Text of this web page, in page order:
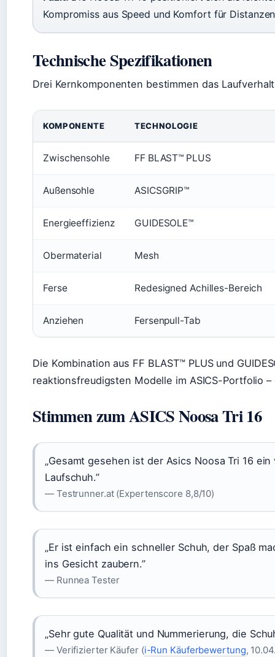
Kompromiss aus Speed und Komfort für
Technische Spezifikationen
Drei Kernkomponenten bestimmen das
KOMPONENTE TECHNOLOGIE
Zwischensohle FF BLAST™ PLUS
Außensohle ASICSGRIP™
Energieeffizienz GUIDESOLE™
Obermaterial Mesh
Ferse Redesigned Achilles-Bereich
Anziehen Fersenpull-Tab
Die Kombination aus FF BLAST™ PLUS und
reaktionsfreudigsten Modelle im ASICS-Portfolio
Stimmen zum ASICS Noosa Tri 16
„Gesamt gesehen ist der Asics Noosa Tri 16
Laufschuh.”
— Testrunner.at (Expertenscore 8,8/10)
„Er ist einfach ein schneller Schuh, der Spaß
ins Gesicht zaubern.”
— Runnea Tester
„Sehr gute Qualität und Nummerierung, die
— Verifizierter Käufer (i-Run Käuferbewertung,